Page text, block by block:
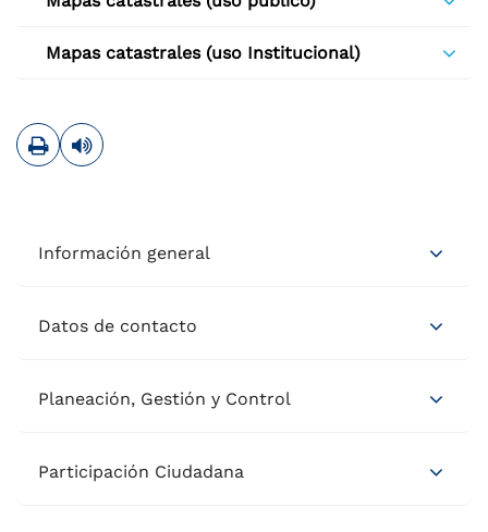
Mapas catastrales (uso Institucional)
ImprimirLeer contenido
Información general
Datos de contacto
Planeación, Gestión y Control
Participación Ciudadana